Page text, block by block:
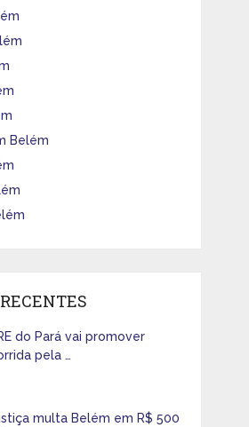
Belém
do Pará vai promover
pela …
multa Belém em R$ 500